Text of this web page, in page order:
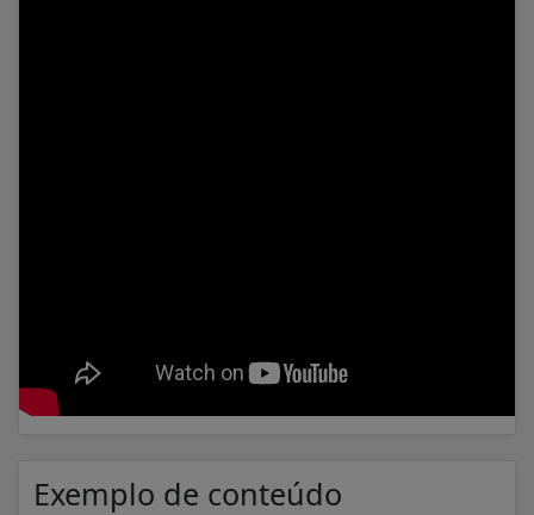
Exemplo de conteúdo